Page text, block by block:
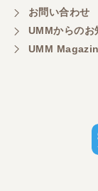
お問い合わせ
UMMからのお
UMM